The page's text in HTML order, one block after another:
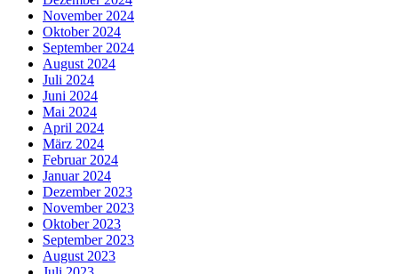
November 2024
Oktober 2024
September 2024
August 2024
Juli 2024
Juni 2024
Mai 2024
April 2024
März 2024
Februar 2024
Januar 2024
Dezember 2023
November 2023
Oktober 2023
September 2023
August 2023